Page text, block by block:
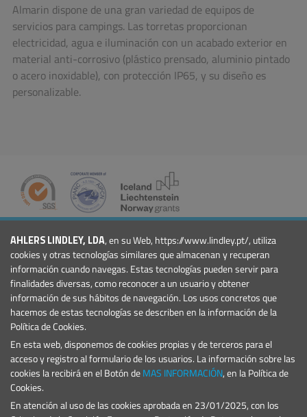
AHLERS LINDLEY, LDA, en su Web, https://www.lindley.pt/, utiliza
cookies y otras tecnologías similares que almacenan y recuperan
información cuando navegas. Estas tecnologías pueden servir para
finalidades diversas, como reconocer a un usuario y obtener
información de sus hábitos de navegación. Los usos concretos que
hacemos de estas tecnologías se describen en la información de la
Política de Cookies.
En esta web, disponemos de cookies propias y de terceros para el
acceso y registro al formulario de los usuarios. La información sobre las
cookies la recibirá en el Botón deMAS INFORMACIÓN, en la Política de
Cookies.
En atención al uso de las cookies aprobada en 23/01/2025, con los
Almarin dispone de una gran variedad de equipos de
servicios para campings. Las torretas proporcionan
electricidad, agua e iluminación con un acabado exterior en
material anti-corrosivo (plástico prensado, aluminio pintado
o acero inoxidable), con protección IP65, y su diseño es
personalizable.
COMPAÑÍA
Quiénes Somos
Noticias
Eventos
Proyectos
Condiciones Generales
PRODUCTOS
Marinas y Puertos Deportivos
Señales Marítimas
CONTACTO